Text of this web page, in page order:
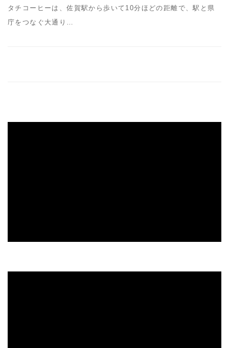
タチコーヒーは、佐賀駅から歩いて10分ほどの距離で、駅と県
庁をつなぐ大通り…